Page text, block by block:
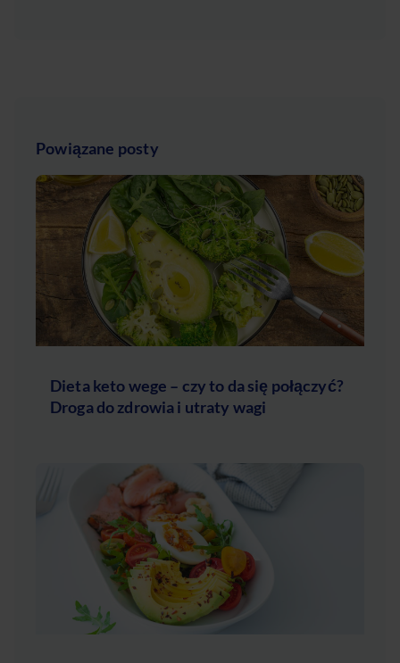
Powiązane posty
Dieta keto wege – czy to da się połączyć?
Droga do zdrowia i utraty wagi